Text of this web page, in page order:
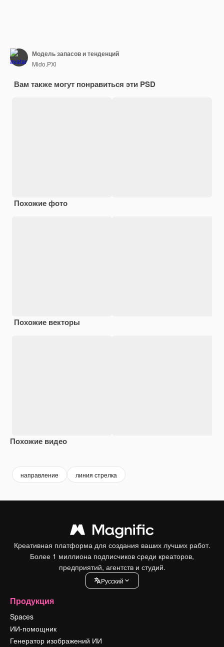
Модель запасов и тенденций
Mido.PXl
Вам также могут понравиться эти PSD
Похожие фото
Похожие векторы
Похожие видео
направление линия стрелка
Креативная платформа для создания ваших лучших работ.
Более 1 миллиона подписчиков среди креаторов,
предприятий, агентств и студий.
Pусский
Продукция
Spaces
ИИ-помощник
Генератор изображений ИИ